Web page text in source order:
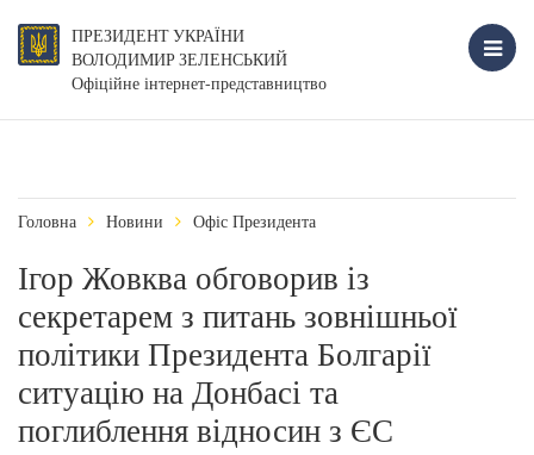
ПРЕЗИДЕНТ УКРАЇНИ
ВОЛОДИМИР ЗЕЛЕНСЬКИЙ
Офіційне інтернет-представництво
Головна Новини Офіс Президента
Ігор Жовква обговорив із
секретарем з питань зовнішньої
політики Президента Болгарії
ситуацію на Донбасі та
поглиблення відносин з ЄС